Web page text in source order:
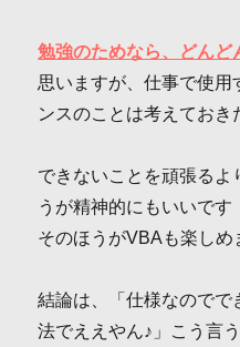
勉強のためなら、どん
思いますが、仕事で使用
ンスのことは考えておき
できないことを頑張るよ
うが精神的にもいいです
そのほうがVBAも楽しめ
結論は、「仕様なので
法でええやん♪」こう言